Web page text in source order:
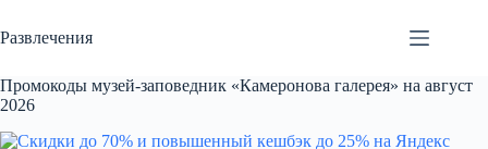
к
сути
Развлечения
Промокоды музей-заповедник «Камеронова галерея» на август
2026